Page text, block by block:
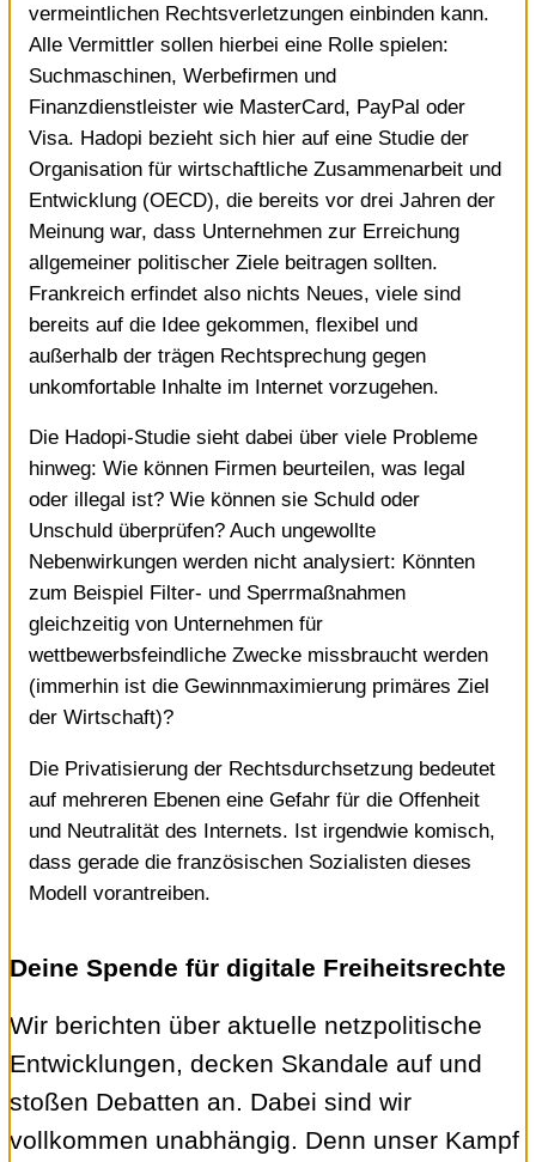
vermeintlichen Rechtsverletzungen einbinden kann.
Alle Vermittler sollen hierbei eine Rolle spielen:
Suchmaschinen, Werbefirmen und
Finanzdienstleister wie MasterCard, PayPal oder
Visa. Hadopi bezieht sich hier auf eine Studie der
Organisation für wirtschaftliche Zusammenarbeit und
Entwicklung (OECD), die bereits vor drei Jahren der
Meinung war, dass Unternehmen zur Erreichung
allgemeiner politischer Ziele beitragen sollten.
Frankreich erfindet also nichts Neues, viele sind
bereits auf die Idee gekommen, flexibel und
außerhalb der trägen Rechtsprechung gegen
unkomfortable Inhalte im Internet vorzugehen.
Die Hadopi-Studie sieht dabei über viele Probleme
hinweg: Wie können Firmen beurteilen, was legal
oder illegal ist? Wie können sie Schuld oder
Unschuld überprüfen? Auch ungewollte
Nebenwirkungen werden nicht analysiert: Könnten
zum Beispiel Filter- und Sperrmaßnahmen
gleichzeitig von Unternehmen für
wettbewerbsfeindliche Zwecke missbraucht werden
(immerhin ist die Gewinnmaximierung primäres Ziel
der Wirtschaft)?
Die Privatisierung der Rechtsdurchsetzung bedeutet
auf mehreren Ebenen eine Gefahr für die Offenheit
und Neutralität des Internets. Ist irgendwie komisch,
dass gerade die französischen Sozialisten dieses
Modell vorantreiben.
Deine Spende für digitale Freiheitsrechte
Wir berichten über aktuelle netzpolitische
Entwicklungen, decken Skandale auf und
stoßen Debatten an. Dabei sind wir
vollkommen unabhängig. Denn unser Kampf